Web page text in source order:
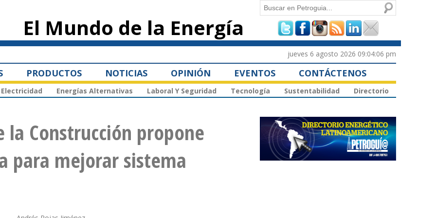
principal
El Mundo de la Energía
Formulario de
búsqueda
Buscar
jueves 6 agosto 2026 09:04:06 pm
PRODUCTOS NOTICIAS OPINIÓN EVENTOS CONTÁCTENOS
Electricidad Energías Alternativas Laboral Y Seguridad Tecnología Sustentabilidad Directorio
la Construcción propone
para mejorar sistema